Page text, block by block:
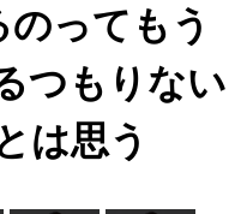
ってもう
つもりない
は思う